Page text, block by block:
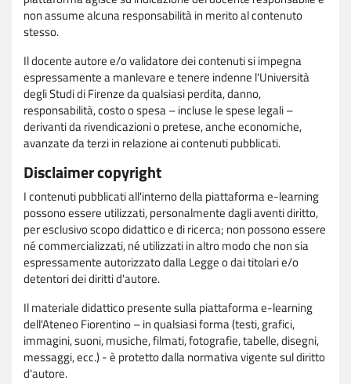
non assume alcuna responsabilità in merito al contenuto
stesso.
Il docente autore e/o validatore dei contenuti si impegna
espressamente a manlevare e tenere indenne l'Università
degli Studi di Firenze da qualsiasi perdita, danno,
responsabilità, costo o spesa – incluse le spese legali –
derivanti da rivendicazioni o pretese, anche economiche,
avanzate da terzi in relazione ai contenuti pubblicati.
Disclaimer copyright
I contenuti pubblicati all'interno della piattaforma e-learning
possono essere utilizzati, personalmente dagli aventi diritto,
per esclusivo scopo didattico e di ricerca; non possono essere
né commercializzati, né utilizzati in altro modo che non sia
espressamente autorizzato dalla Legge o dai titolari e/o
detentori dei diritti d'autore.
Il materiale didattico presente sulla piattaforma e-learning
dell'Ateneo Fiorentino – in qualsiasi forma (testi, grafici,
immagini, suoni, musiche, filmati, fotografie, tabelle, disegni,
messaggi, ecc.) - è protetto dalla normativa vigente sul diritto
d'autore.